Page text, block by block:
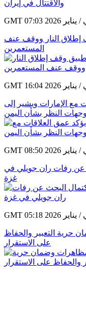
النار ووقف عنف
المستعمرين
مع الإمارات ويشير إلى
النظر بشأن اليمن
عن رفات ران جويلي في
غزة
حرية التعبير والحفاظ
على الاستقرار